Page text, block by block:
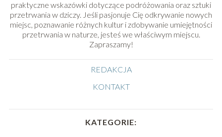
praktyczne wskazówki dotyczące podróżowania oraz sztuki
przetrwania w dziczy. Jeśli pasjonuje Cię odkrywanie nowych
miejsc, poznawanie różnych kultur i zdobywanie umiejętności
przetrwania w naturze, jesteś we właściwym miejscu.
Zapraszamy!
REDAKCJA
KONTAKT
KATEGORIE: